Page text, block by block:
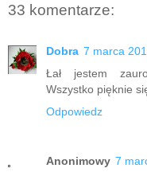
33 komentarze:
Dobra 7 marca
Łał jestem
Wszystko pięknie
Odpowiedz
Anonimowy 7